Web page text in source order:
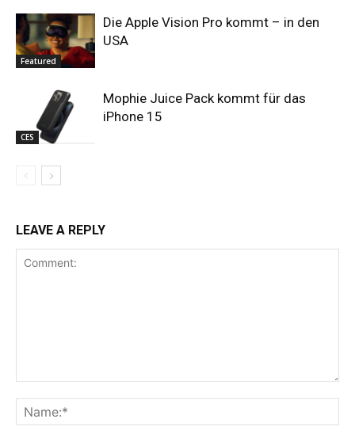
Featured
Die Apple Vision Pro kommt – in den
USA
CES
Mophie Juice Pack kommt für das
iPhone 15
LEAVE A REPLY